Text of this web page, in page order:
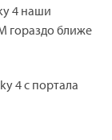
4 наши
гораздо ближе
4 с портала